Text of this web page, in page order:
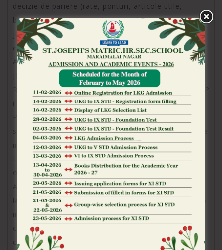
decizie de pariere (rate, ponturi, articole utile,
bonusuri). Este un portal impar?ial ?i orientat catre
jucatori. Pentru Mozzart este o placere ?i o onoare
ca cooperam cu Legalbet.
Aceasta website de recenzii pentru companiile de
jocuri de noroc este valoroasa pentru pariorii din
Romania. Utilizatorii no?tri au acces la date corecte ?
i detaliate despre ofertele noastre prin Legalbet.
Profesionalismul ?i obiectivitatea echipei Legalbet
sunt de neegalat, iar recenziile lor ne-au ajutat sa ne
imbunata?im serviciile. Recomandam cu incredere
Legalbet tuturor celor care doresc sa colaboreze cu
o portal de incredere ?i de inalta calitate.
Avem placerea de a lucra cu echipa Legalbet inca de
la inceputul lansarii noastre pe pia?a din Romania, la
inceputul anului 2022. Suntem de idee ca Legalbet
constituie un aplica?ie foarte favorabil, cu o
cantitate colosal de informa?ii de calitate ?i mereu